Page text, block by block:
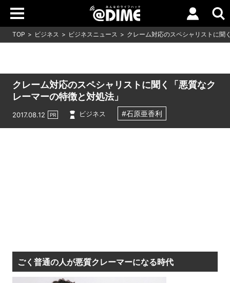
TOP ビジネス ビジネスニュース クレーム対応のスペシャリストに聞
クレーム対応のスペシャリストに聞く「悪質なク
レーマーの特徴と対処法」
2017.08.12 PR ビジネス #石原亜香利
ごく普通の人が悪質クレーマーになる時代